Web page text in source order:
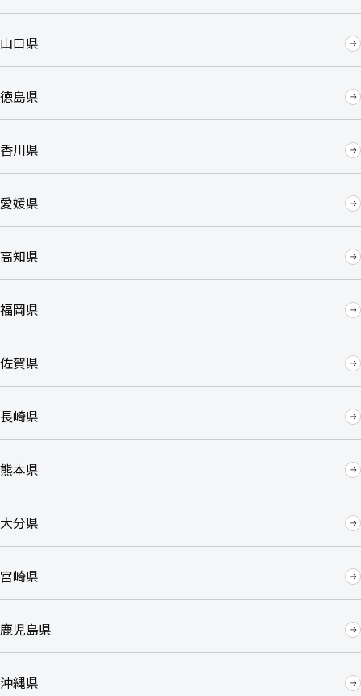
山口県
徳島県
香川県
愛媛県
高知県
福岡県
佐賀県
長崎県
熊本県
大分県
宮崎県
鹿児島県
沖縄県